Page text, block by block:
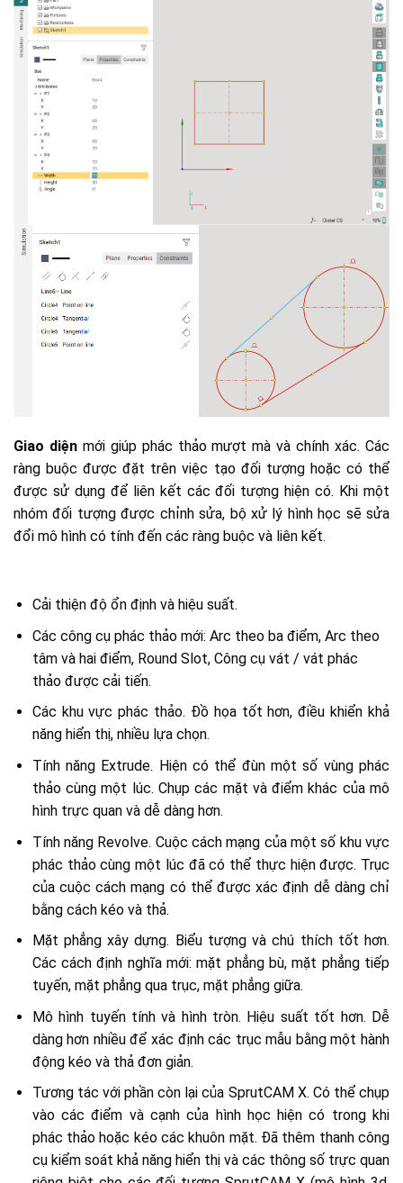
Giao diệnmới giúp phác thảo mượt mà và chính xác. Các
ràng buộc được đặt trên việc tạo đối tượng hoặc có thể
được sử dụng để liên kết các đối tượng hiện có. Khi một
nhóm đối tượng được chỉnh sửa, bộ xử lý hình học sẽ sửa
đổi mô hình có tính đến các ràng buộc và liên kết.
Cải thiện độ ổn định và hiệu suất.
Các công cụ phác thảo mới: Arc theo ba điểm, Arc theo
tâm và hai điểm, Round Slot, Công cụ vát / vát phác
thảo được cải tiến.
Các khu vực phác thảo. Đồ họa tốt hơn, điều khiển khả
năng hiển thị, nhiều lựa chọn.
Tính năng Extrude. Hiện có thể đùn một số vùng phác
thảo cùng một lúc. Chụp các mặt và điểm khác của mô
hình trực quan và dễ dàng hơn.
Tính năng Revolve. Cuộc cách mạng của một số khu vực
phác thảo cùng một lúc đã có thể thực hiện được. Trục
của cuộc cách mạng có thể được xác định dễ dàng chỉ
bằng cách kéo và thả.
Mặt phẳng xây dựng. Biểu tượng và chú thích tốt hơn.
Các cách định nghĩa mới: mặt phẳng bù, mặt phẳng tiếp
tuyến, mặt phẳng qua trục, mặt phẳng giữa.
Mô hình tuyến tính và hình tròn. Hiệu suất tốt hơn. Dễ
dàng hơn nhiều để xác định các trục mẫu bằng một hành
động kéo và thả đơn giản.
Tương tác với phần còn lại của SprutCAM X. Có thể chụp
vào các điểm và cạnh của hình học hiện có trong khi
phác thảo hoặc kéo các khuôn mặt. Đã thêm thanh công
cụ kiểm soát khả năng hiển thị và các thông số trực quan